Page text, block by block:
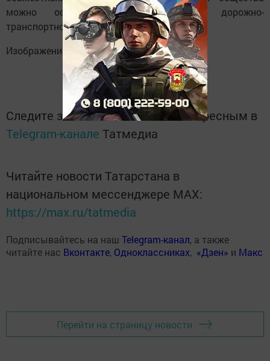
можно остановить рост детского дорожно-
транспортного травматизма.
Изображение сгенерировано нейросетью.
Следите за самым важным и интересным в
Telegram-канале Татмедиа
Читайте новости Татарстана в
национальном мессенджере MАХ:
https://max.ru/tatmedia
Подписывайтесь на наш Telegram-канал, а также
читайте нас Вконтакте, Одноклассниках, «Дзен» и Макс
Перейти на страницу новости